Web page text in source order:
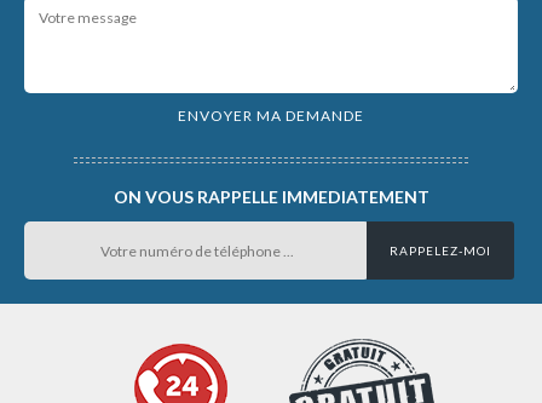
ON VOUS RAPPELLE IMMEDIATEMENT